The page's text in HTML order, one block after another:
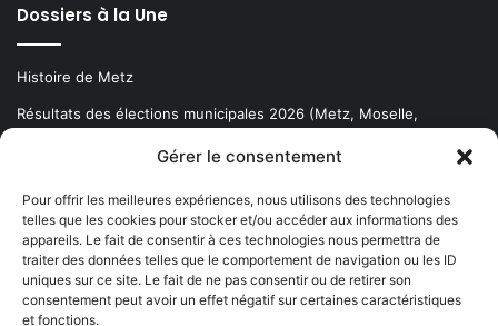
Gérer le consentement
Pour offrir les meilleures expériences, nous utilisons des technologies
telles que les cookies pour stocker et/ou accéder aux informations des
appareils. Le fait de consentir à ces technologies nous permettra de
traiter des données telles que le comportement de navigation ou les ID
uniques sur ce site. Le fait de ne pas consentir ou de retirer son
consentement peut avoir un effet négatif sur certaines caractéristiques
et fonctions.
Dossiers à la Une
Histoire de Metz
Résultats des élections municipales 2026 (Metz, Moselle,
Newsletter gratuite